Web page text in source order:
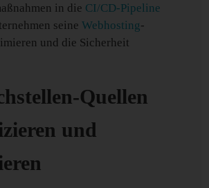
in die CI/CD-Pipeline
seineWebhosting-
und die Sicherheit
Quellen
und